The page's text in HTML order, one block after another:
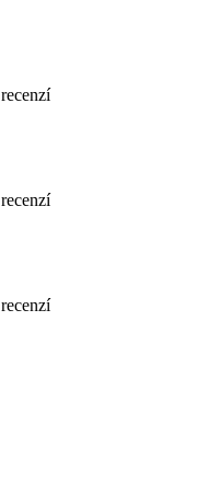
recenzí
recenzí
recenzí